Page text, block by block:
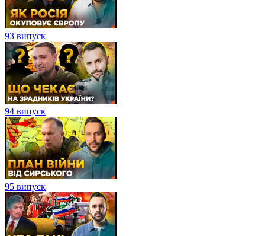
93 випуск
94 випуск
95 випуск